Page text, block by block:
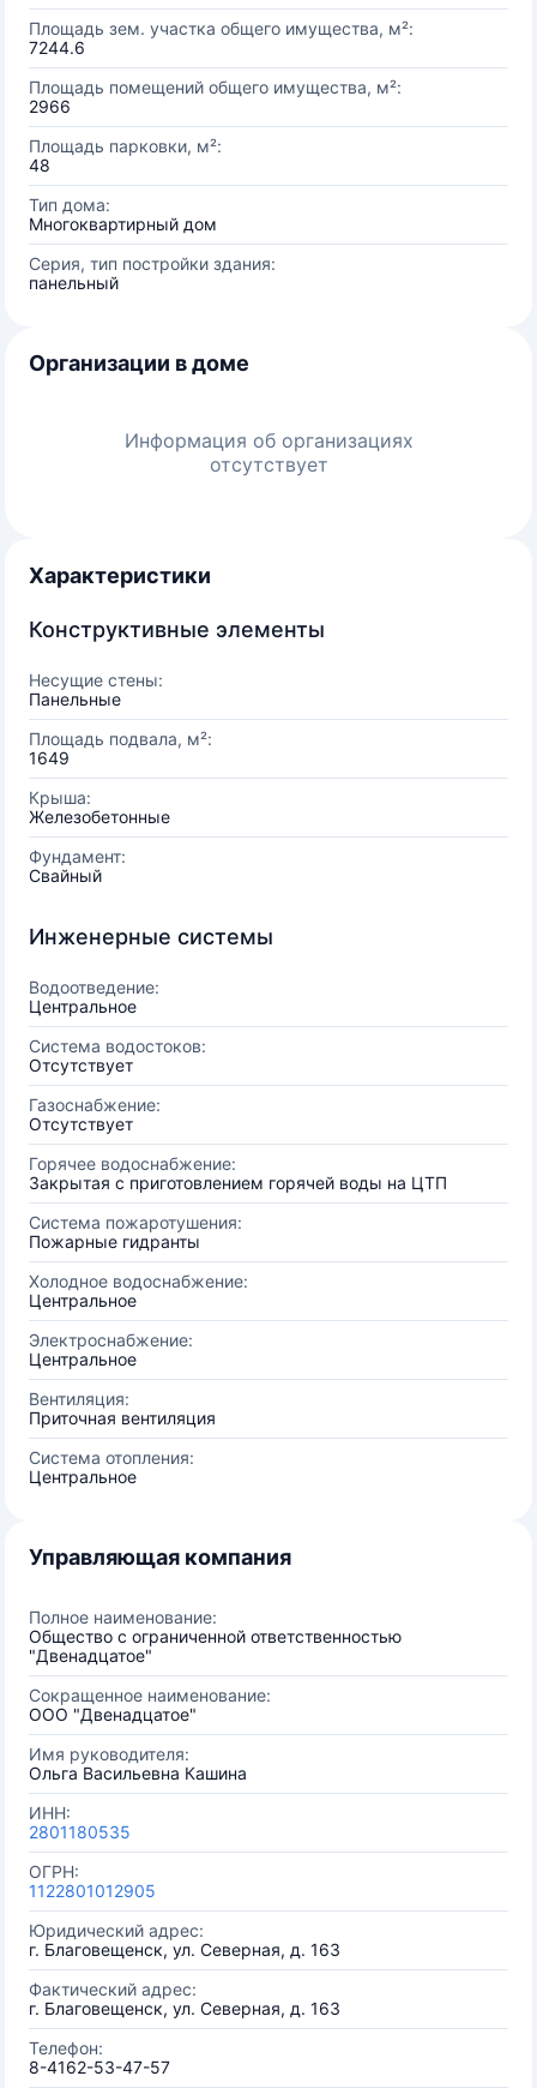
Площадь зем. участка общего имущества, м²:
7244.6
Площадь помещений общего имущества, м²:
2966
Площадь парковки, м²:
48
Тип дома:
Многоквартирный дом
Серия, тип постройки здания:
панельный
Организации в доме
Информация об организациях
отсутствует
Характеристики
Конструктивные элементы
Несущие стены:
Панельные
Площадь подвала, м²:
1649
Крыша:
Железобетонные
Фундамент:
Свайный
Инженерные системы
Водоотведение:
Центральное
Система водостоков:
Отсутствует
Газоснабжение:
Отсутствует
Горячее водоснабжение:
Закрытая с приготовлением горячей воды на ЦТП
Система пожаротушения:
Пожарные гидранты
Холодное водоснабжение:
Центральное
Электроснабжение:
Центральное
Вентиляция:
Приточная вентиляция
Система отопления:
Центральное
Управляющая компания
Полное наименование:
Общество с ограниченной ответственностью
"Двенадцатое"
Сокращенное наименование:
ООО "Двенадцатое"
Имя руководителя:
Ольга Васильевна Кашина
ИНН:
2801180535
ОГРН:
1122801012905
Юридический адрес:
г. Благовещенск, ул. Северная, д. 163
Фактический адрес:
г. Благовещенск, ул. Северная, д. 163
Телефон:
8-4162-53-47-57